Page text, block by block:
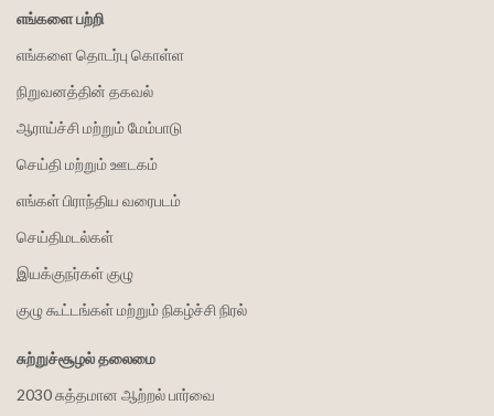
எங்களை பற்றி
எங்களை தொடர்பு கொள்ள
நிறுவனத்தின் தகவல்
ஆராய்ச்சி மற்றும் மேம்பாடு
செய்தி மற்றும் ஊடகம்
எங்கள் பிராந்திய வரைபடம்
செய்திமடல்கள்
இயக்குநர்கள் குழு
குழு கூட்டங்கள் மற்றும் நிகழ்ச்சி நிரல்
சுற்றுச்சூழல் தலைமை
2030 சுத்தமான ஆற்றல் பார்வை